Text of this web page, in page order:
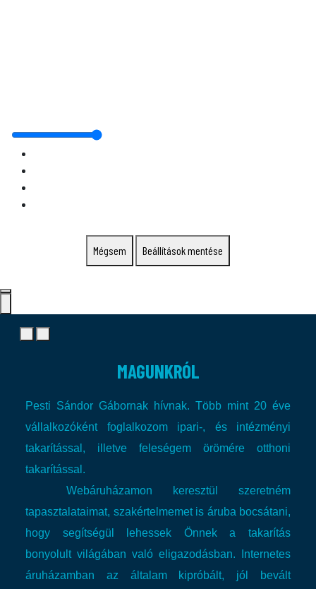
Mégsem Beállítások mentése
MAGUNKRÓL
Pesti Sándor Gábornak hívnak. Több mint 20 éve
vállalkozóként foglalkozom ipari-, és intézményi
takarítással, illetve feleségem örömére otthoni
takarítással.
Webáruházamon keresztül szeretném
tapasztalataimat, szakértelmemet is áruba bocsátani,
hogy segítségül lehessek Önnek a takarítás
bonyolult világában való eligazodásban.
Internetes
áruházamban az általam kipróbált, jól bevált